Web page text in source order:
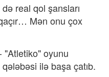
real qol şansları
Mən onu çox
"Atletiko" oyunu
qələbəsi ilə başa çatıb.